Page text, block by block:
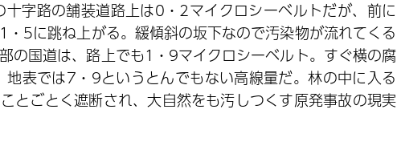
字路の舗装道路上は0・2マイクロシーベルトだが、前に
5に跳ね上がる。緩傾斜の坂下なので汚染物が流れてくる
の国道は、路上でも1・9マイクロシーベルト。すぐ横の腐
表では7・9というとんでもない高線量だ。林の中に入る
とごとく遮断され、大自然をも汚しつくす原発事故の現実